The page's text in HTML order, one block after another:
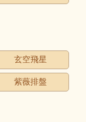
玄空飛星
紫薇排盤